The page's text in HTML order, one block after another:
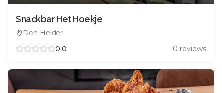
Snackbar Het Hoekje
Den Helder
0.0
0 reviews